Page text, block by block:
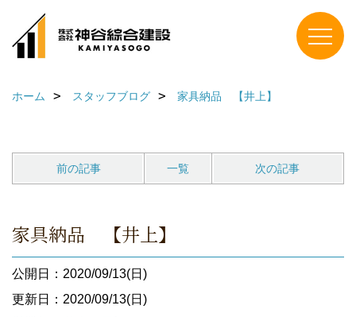
ホーム スタッフブログ 家具納品 【井上】
前の記事 一覧 次の記事
家具納品 【井上】
公開日：2020/09/13(日)
更新日：2020/09/13(日)